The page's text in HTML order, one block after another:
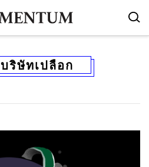
บริษัทเปลือก